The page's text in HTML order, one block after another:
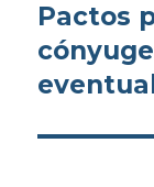
Entrada
siguiente:
Pactos